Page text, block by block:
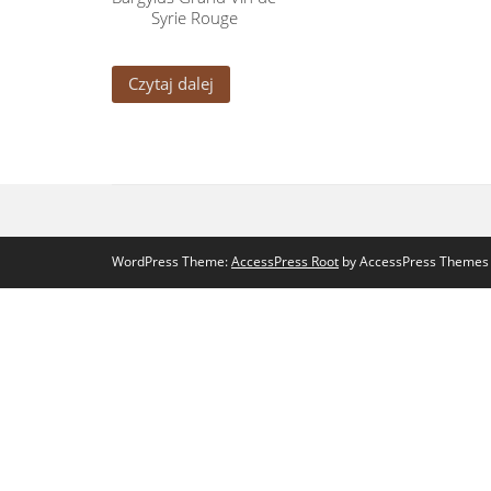
Syrie Rouge
Czytaj dalej
WordPress Theme:AccessPress Root by AccessPress Themes